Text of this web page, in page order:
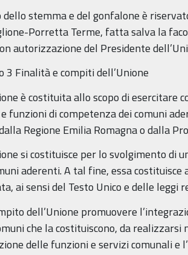
dello stemma e del gonfalone è
Porretta Terme, fatta salva la
autorizzazione del Presidente
3 Finalità e compiti dell’Unione
è costituita allo scopo di
funzioni di competenza dei comuni
Regione Emilia Romagna o dalla
si costituisce per lo svolgimento di
aderenti. A tal fine, essa
ai sensi del Testo Unico e delle leggi
dell’Unione promuovere
che la costituiscono, da
delle funzioni e servizi comunali e